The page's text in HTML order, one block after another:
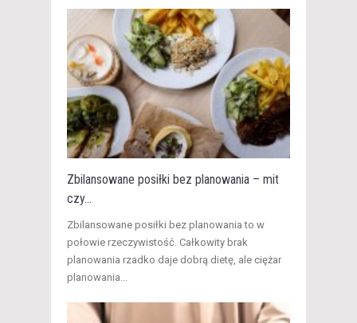
Zbilansowane posiłki bez planowania – mit
czy...
​Zbilansowane posiłki bez planowania to w
połowie rzeczywistość. Całkowity brak
planowania rzadko daje dobrą dietę, ale ciężar
planowania...